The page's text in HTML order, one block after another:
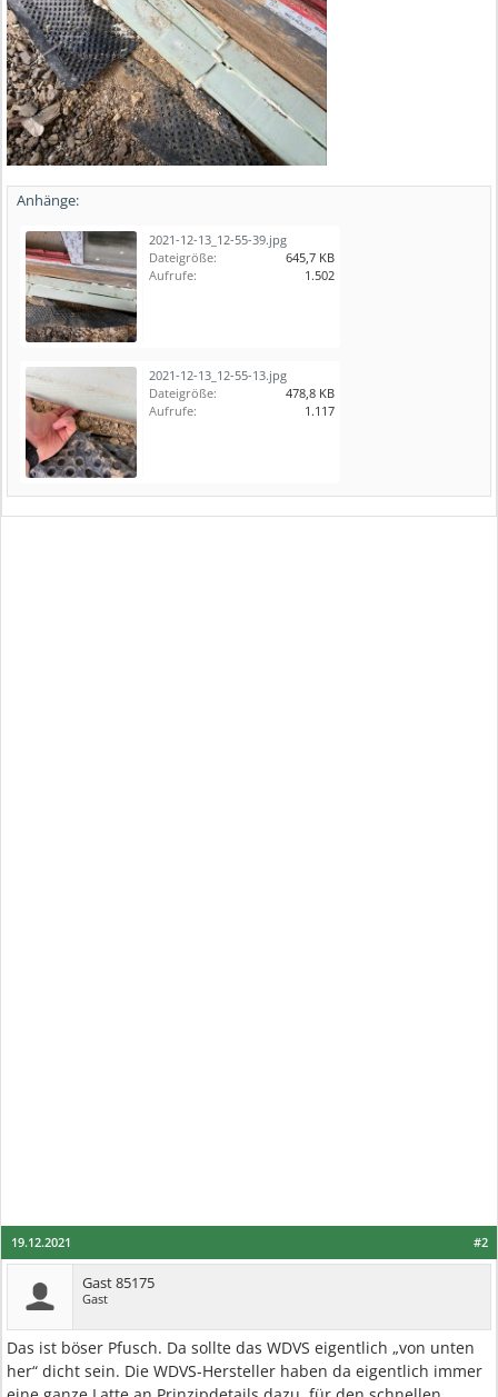
Anhänge:
2021-12-13_12-55-39.jpg
Dateigröße:
645,7 KB
Aufrufe:
1.502
2021-12-13_12-55-13.jpg
Dateigröße:
478,8 KB
Aufrufe:
1.117
#2
19.12.2021
Gast 85175
Gast
Das ist böser Pfusch. Da sollte das WDVS eigentlich „von unten
her“ dicht sein. Die WDVS-Hersteller haben da eigentlich immer